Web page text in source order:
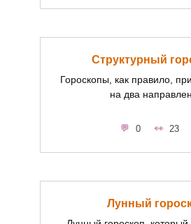
Структурный
Гороскопы, как правило,
на два
0 23
Лунный